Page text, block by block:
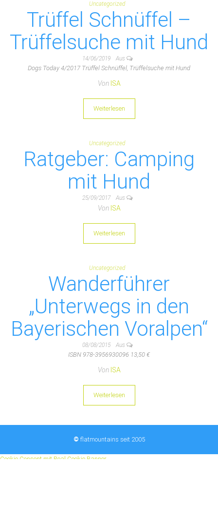
Uncategorized
Trüffel Schnüffel –
Trüffelsuche mit Hund
14/06/2019 Aus
Dogs Today 4/2017 Trüffel Schnüffel, Trüffelsuche mit Hund
Von ISA
Weiterlesen
Uncategorized
Ratgeber: Camping
mit Hund
25/09/2017 Aus
Von ISA
Weiterlesen
Uncategorized
Wanderführer
„Unterwegs in den
Bayerischen Voralpen“
08/08/2015 Aus
ISBN 978-3956930096 13,50 €
Von ISA
Weiterlesen
© flatmountains seit 2005
Cookie Consent mit Real Cookie Banner